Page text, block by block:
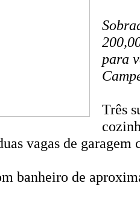
para
Três
vagas de garagem
banheiro de